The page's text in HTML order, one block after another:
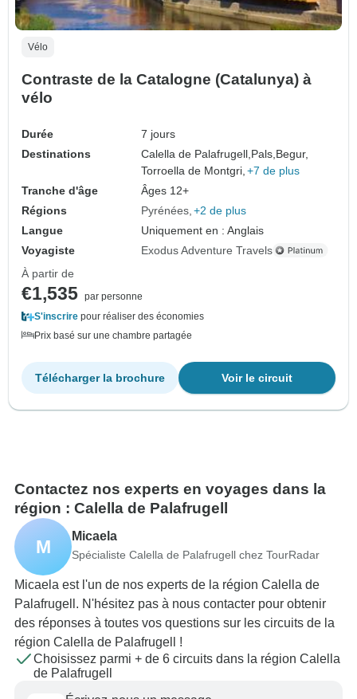
Vélo
Contraste de la Catalogne (Catalunya) à
vélo
Durée
7 jours
Destinations
Calella de Palafrugell, Pals, Begur,
Torroella de Montgri, +7 de plus
Tranche d'âge
Âges 12+
Régions
Pyrénées +2 de plus
Langue
Uniquement en : Anglais
Voyagiste
Exodus Adventure Travels
À partir de
€1,535 par personne
S'inscrire pour réaliser des économies
Prix basé sur une chambre partagée
Voir le circuit
Télécharger la brochure
Contactez nos experts en voyages dans la
région : Calella de Palafrugell
M Micaela
Spécialiste Calella de Palafrugell chez TourRadar
Micaela est l'un de nos experts de la région Calella de
Palafrugell. N'hésitez pas à nous contacter pour obtenir
des réponses à toutes vos questions sur les circuits de la
région Calella de Palafrugell !
Choisissez parmi + de 6 circuits dans la région Calella
de Palafrugell